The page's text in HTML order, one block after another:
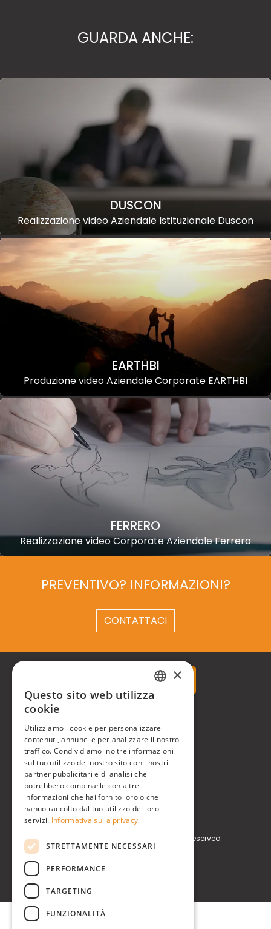
GUARDA ANCHE:
DUSCON
Realizzazione video Aziendale Istituzionale Duscon
EARTHBI
Produzione video Aziendale Corporate EARTHBI
FERRERO
Realizzazione video Corporate Aziendale Ferrero
PREVENTIVO? INFORMAZIONI?
CONTATTACI
P.zzale Arduino, 11 - Milano (MI)
Phone+39 0248519908
E-mail info@realtimegroup.it
P. IVA / C.F. 02794870960
Copyright © Real Time® S.r.l. All rights reserved
×
Questo sito web utilizza
cookie
Utilizziamo i cookie per personalizzare
contenuti, annunci e per analizzare il nostro
traffico. Condividiamo inoltre informazioni
sul tuo utilizzo del nostro sito con i nostri
partner pubblicitari e di analisi che
potrebbero combinarle con altre
informazioni che hai fornito loro o che
hanno raccolto dal tuo utilizzo dei loro
servizi. Informativa sulla privacy
STRETTAMENTE NECESSARI
PERFORMANCE
TARGETING
FUNZIONALITÀ